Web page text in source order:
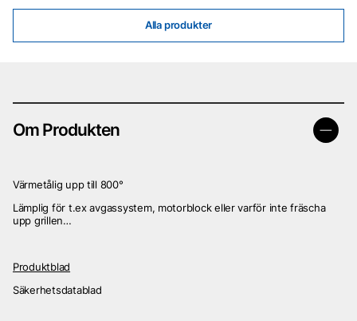
Alla produkter
Om Produkten
Värmetålig upp till 800°
Lämplig för t.ex avgassystem, motorblock eller varför inte fräscha
upp grillen…
Produktblad
Säkerhetsdatablad